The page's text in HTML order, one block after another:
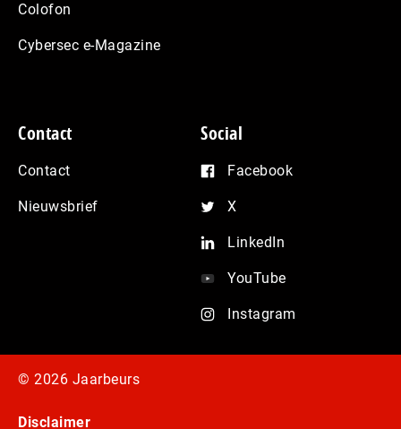
Colofon
Cybersec e-Magazine
Contact
Contact
Nieuwsbrief
Social
Facebook
X
LinkedIn
YouTube
Instagram
© 2026 Jaarbeurs
Disclaimer